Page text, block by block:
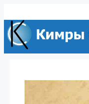
к
содержимому